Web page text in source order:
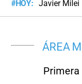
#HOY: Javier Milei
ÁREA
Primera